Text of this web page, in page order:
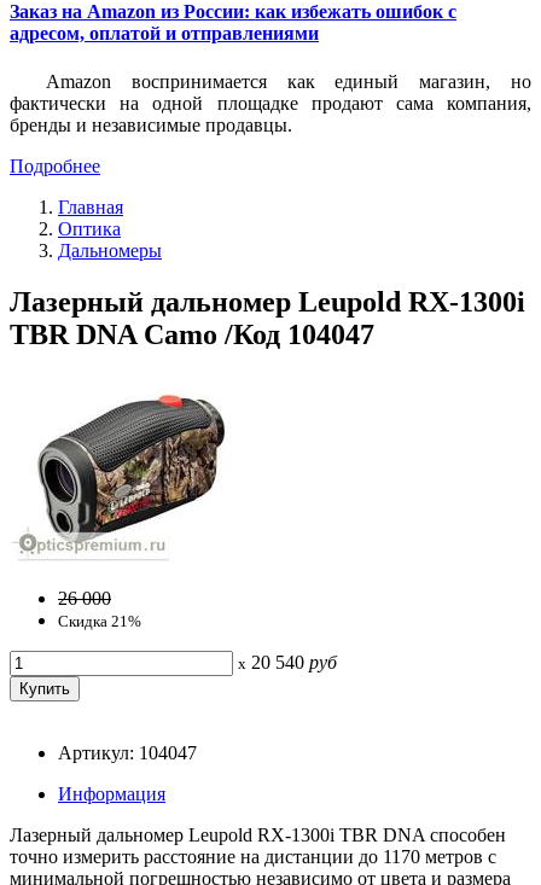
Заказ на Amazon из России: как избежать ошибок с
адресом, оплатой и отправлениями
Amazon воспринимается как единый магазин, но
фактически на одной площадке продают сама компания,
бренды и независимые продавцы.
Подробнее
Главная
Оптика
Дальномеры
Лазерный дальномер Leupold RX-1300i
TBR DNA Camo /Код 104047
26 000
Скидка 21%
x 20 540 руб
Артикул: 104047
Информация
Лазерный дальномер Leupold RX-1300i TBR DNA способен
точно измерить расстояние на дистанции до 1170 метров с
минимальной погрешностью независимо от цвета и размера